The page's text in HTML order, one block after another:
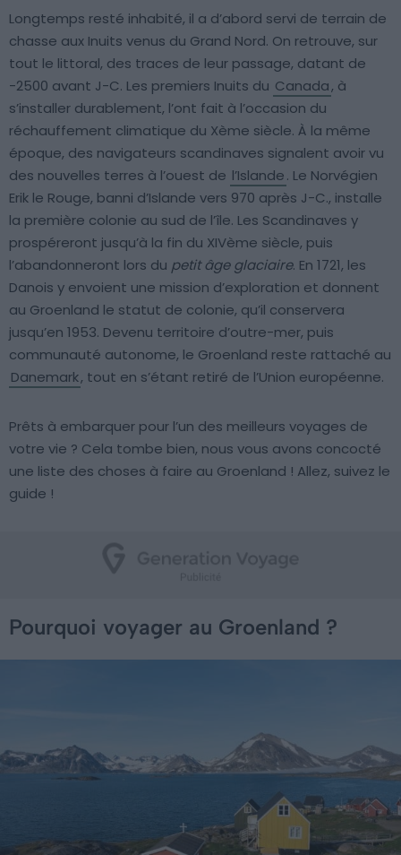
Longtemps resté inhabité, il a d’abord servi de terrain de
chasse aux Inuits venus du Grand Nord. On retrouve, sur
tout le littoral, des traces de leur passage, datant de
-2500 avant J-C. Les premiers Inuits du Canada, à
s’installer durablement, l’ont fait à l’occasion du
réchauffement climatique du Xème siècle. À la même
époque, des navigateurs scandinaves signalent avoir vu
des nouvelles terres à l’ouest de l’Islande. Le Norvégien
Erik le Rouge, banni d’Islande vers 970 après J-C., installe
la première colonie au sud de l’île. Les Scandinaves y
prospéreront jusqu’à la fin du XIVème siècle, puis
l’abandonneront lors du petit âge glaciaire. En 1721, les
Danois y envoient une mission d’exploration et donnent
au Groenland le statut de colonie, qu’il conservera
jusqu’en 1953. Devenu territoire d’outre-mer, puis
communauté autonome, le Groenland reste rattaché au
Danemark, tout en s’étant retiré de l’Union européenne.
Prêts à embarquer pour l’un des meilleurs voyages de
votre vie ? Cela tombe bien, nous vous avons concocté
une liste des choses à faire au Groenland ! Allez, suivez le
guide !
Pourquoi voyager au Groenland ?